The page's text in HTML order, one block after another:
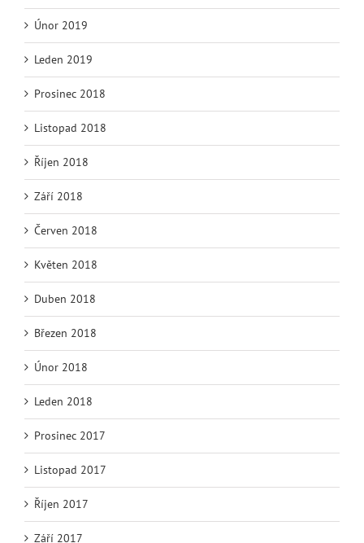
Únor 2019
Leden 2019
Prosinec 2018
Listopad 2018
Říjen 2018
Září 2018
Červen 2018
Květen 2018
Duben 2018
Březen 2018
Únor 2018
Leden 2018
Prosinec 2017
Listopad 2017
Říjen 2017
Září 2017